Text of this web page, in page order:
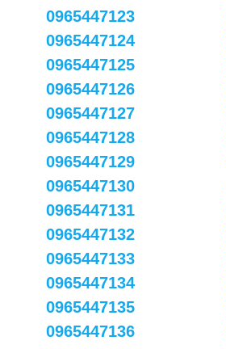
0965447123
0965447124
0965447125
0965447126
0965447127
0965447128
0965447129
0965447130
0965447131
0965447132
0965447133
0965447134
0965447135
0965447136